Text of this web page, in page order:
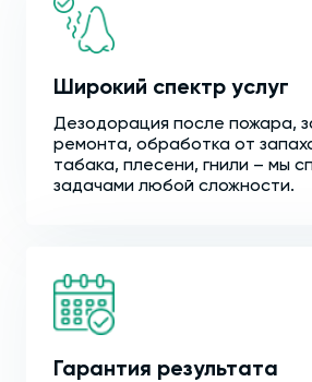
Широкий спектр услуг
Дезодорация после пожара,
ремонта, обработка от
табака, плесени, гнили – мы
задачами любой сложности.
Гарантия результата